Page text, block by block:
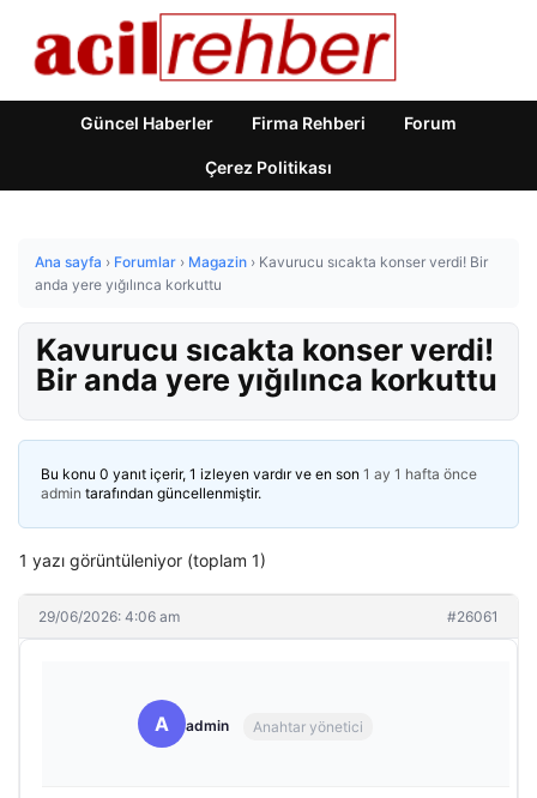
Güncel Haberler Firma Rehberi Forum
Çerez Politikası
Ana sayfa › Forumlar › Magazin › Kavurucu sıcakta konser verdi! Bir
anda yere yığılınca korkuttu
Kavurucu sıcakta konser verdi!
Bir anda yere yığılınca korkuttu
Bu konu 0 yanıt içerir, 1 izleyen vardır ve en son 1 ay 1 hafta önce
admin tarafından güncellenmiştir.
1 yazı görüntüleniyor (toplam 1)
29/06/2026: 4:06 am #26061
A admin Anahtar yönetici